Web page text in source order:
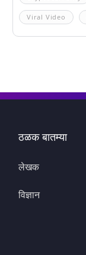
Viral Video
ठळक बातम्या
लेखक
विज्ञान